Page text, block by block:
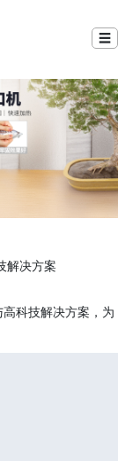
☰
解决方案
科技解决方案，为